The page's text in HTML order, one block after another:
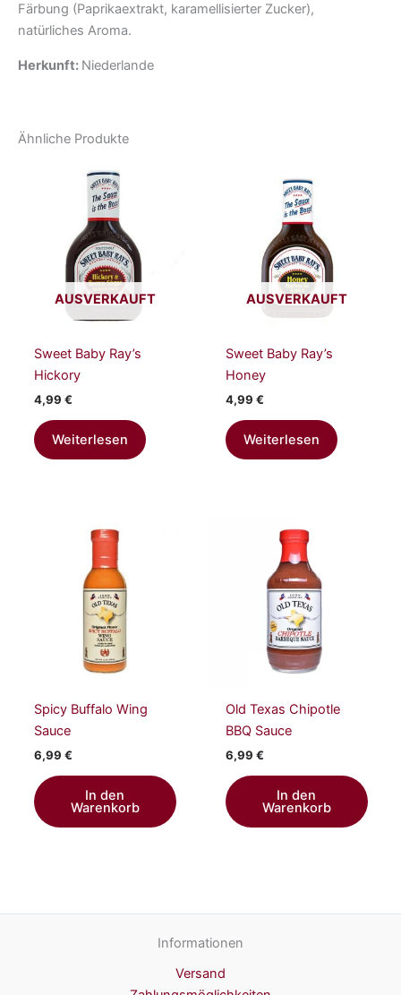
Färbung (Paprikaextrakt, karamellisierter Zucker),
natürliches Aroma.
Herkunft: Niederlande
Ähnliche Produkte
AUSVERKAUFT
Sweet Baby Ray’s
Hickory
4,99 €
Weiterlesen
AUSVERKAUFT
Sweet Baby Ray’s
Honey
4,99 €
Weiterlesen
Spicy Buffalo Wing
Sauce
6,99 €
In den
Warenkorb
Old Texas Chipotle
BBQ Sauce
6,99 €
In den
Warenkorb
Informationen
Versand